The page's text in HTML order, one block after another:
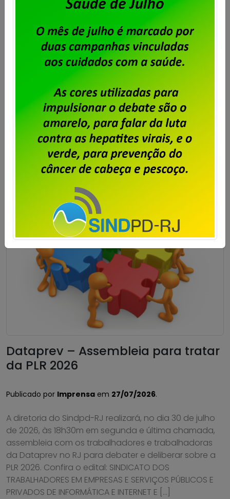
Publicado porImprensaem31/07/2026.
Em assembleia realizada ontem, 30 de julho, na sede
do Sindpd-RJ, os trabalhadores e trabalhadoras da
Dataprev aprovaram a proposta de pagamento da
PLR 2026. Foi aprovada também a cobrança de 6%
de Contribuição para Custeio Sindical sobre a PLR
2026, com desconto limitado a 240,00 e direito a
oposição por parte daqueles que não […]
Saiba mais
Dataprev – Assembleia para tratar
da PLR 2026
Publicado por Imprensa em 27/07/2026.
A diretoria do Sindpd-RJ realizará, no dia 30 de julho
de 2026, às 18h30m em segunda e última chamada,
assembleia com os trabalhadores e trabalhadoras
da Dataprev no RJ para debater e deliberar sobre a
PLR 2026. Confira o edital: SINDICATO DOS
TRABALHADORES EM EMPRESAS E SERVIÇOS PÚBLICOS E
PRIVADOS DE INFORMÁTICA E INTERNET E […]